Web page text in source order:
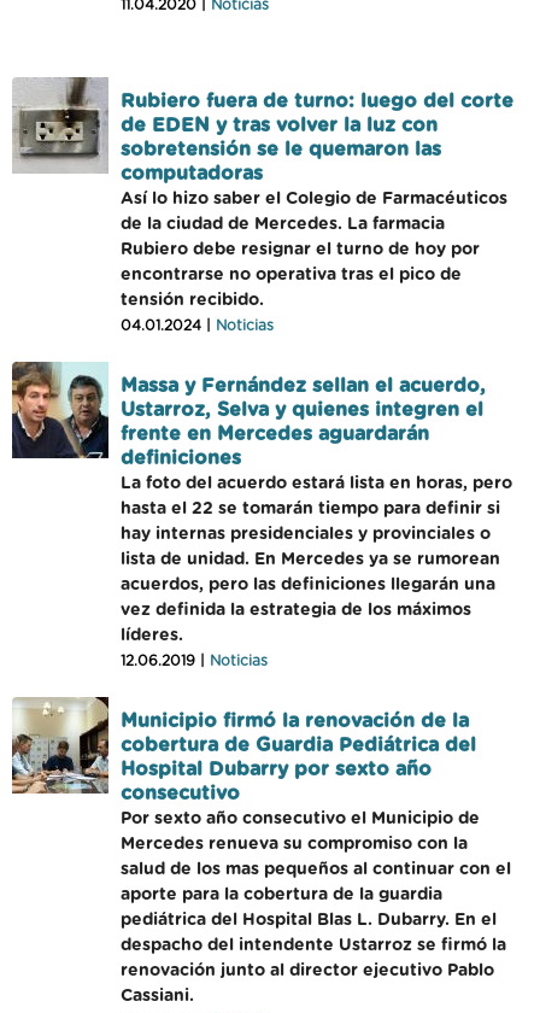
11.04.2020 | Noticias
Rubiero fuera de turno: luego del corte
de EDEN y tras volver la luz con
sobretensión se le quemaron las
computadoras
Así lo hizo saber el Colegio de Farmacéuticos
de la ciudad de Mercedes. La farmacia
Rubiero debe resignar el turno de hoy por
encontrarse no operativa tras el pico de
tensión recibido.
04.01.2024 | Noticias
Massa y Fernández sellan el acuerdo,
Ustarroz, Selva y quienes integren el
frente en Mercedes aguardarán
definiciones
La foto del acuerdo estará lista en horas, pero
hasta el 22 se tomarán tiempo para definir si
hay internas presidenciales y provinciales o
lista de unidad. En Mercedes ya se rumorean
acuerdos, pero las definiciones llegarán una
vez definida la estrategia de los máximos
líderes.
12.06.2019 | Noticias
Municipio firmó la renovación de la
cobertura de Guardia Pediátrica del
Hospital Dubarry por sexto año
consecutivo
Por sexto año consecutivo el Municipio de
Mercedes renueva su compromiso con la
salud de los mas pequeños al continuar con el
aporte para la cobertura de la guardia
pediátrica del Hospital Blas L. Dubarry. En el
despacho del intendente Ustarroz se firmó la
renovación junto al director ejecutivo Pablo
Cassiani.